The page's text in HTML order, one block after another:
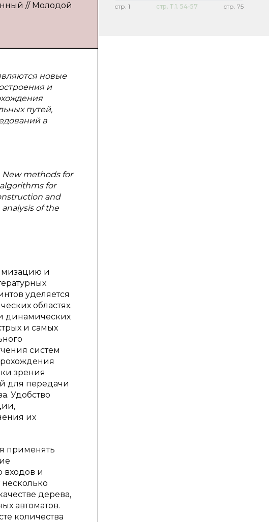
// Молодой
новые
и
путей,
в
New methods for
for
and
of the
и
уделяется
областях.
динамических
и самых
систем
зрения
для передачи
Удобство
их
применять
входов и
дерева,
автоматов.
количества
стр. 1 стр. Т.1. 54-57 стр. 75